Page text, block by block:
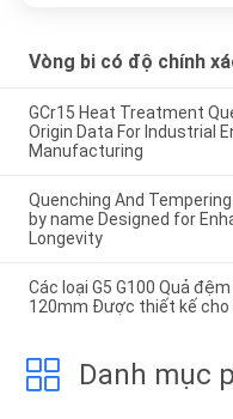
Vòng bi có độ chính
GCr15 Heat Treatment
Origin Data For Industrial
Manufacturing
Quenching And
by name Designed for
Longevity
Các loại G5 G100 Quả
120mm Được thiết kế cho
Danh mục